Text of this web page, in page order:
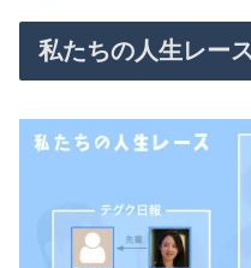
私たちの人生レー